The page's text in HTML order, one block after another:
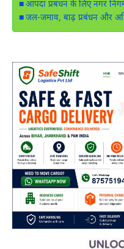
आपदा प्रबंधन के लिए नगर
जल-जमाव, बाढ़ प्रबंधन और